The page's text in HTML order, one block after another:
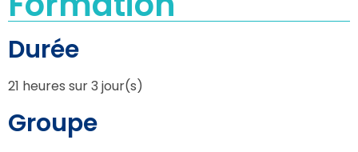
Durée
21 heures sur 3 jour(s)
Groupe